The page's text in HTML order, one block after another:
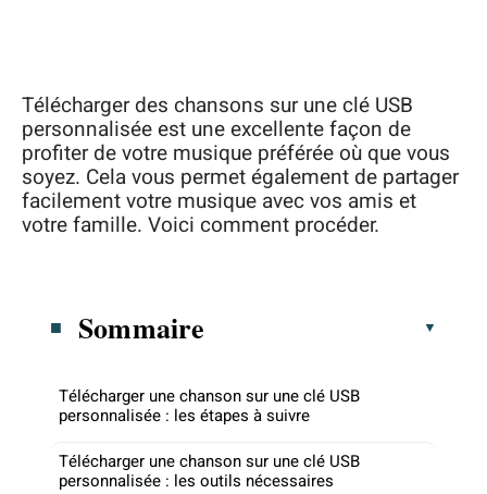
Télécharger des chansons sur une clé USB
personnalisée est une excellente façon de
profiter de votre musique préférée où que vous
soyez. Cela vous permet également de partager
facilement votre musique avec vos amis et
votre famille. Voici comment procéder.
Sommaire
Télécharger une chanson sur une clé USB
personnalisée : les étapes à suivre
Télécharger une chanson sur une clé USB
personnalisée : les outils nécessaires